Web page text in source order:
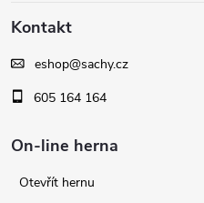
p
a
Kontakt
eshop@sachy.cz
605 164 164
On-line herna
Otevřít hernu